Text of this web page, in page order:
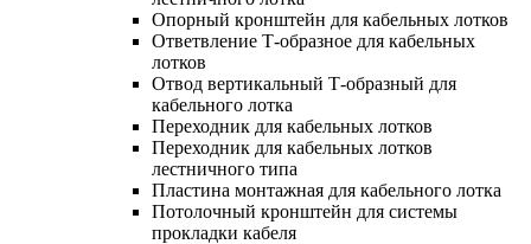
Опорный кронштейн для кабельных лотков
Ответвление Т-образное для кабельных
лотков
Отвод вертикальный Т-образный для
кабельного лотка
Переходник для кабельных лотков
Переходник для кабельных лотков
лестничного типа
Пластина монтажная для кабельного лотка
Потолочный кронштейн для системы
прокладки кабеля